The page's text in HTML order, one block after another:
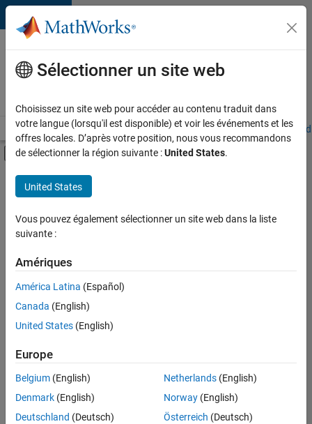
Passer au contenu
Votre
carrière
chez
Accueil Explorer nos opportunités Adresses de nos bureaux
Activer/désactiver l'affichage du menu
Contenu principal
FILTRER PAR
Support avancé
Globalisation
Infrastructure et architecture
Actuellement,
aucune
offre
d'emploi
correspondant
à vos
critères
de
recherche.
Sélectionner un site web
Choisissez un site web pour accéder au contenu traduit dans
votre langue (lorsqu'il est disponible) et voir les événements et les
offres locales. D’après votre position, nous vous recommandons
de sélectionner la région suivante :United States.
United States
Vous pouvez également sélectionner un site web dans la liste
suivante :
Amériques
América Latina (Español)
Canada (English)
United States (English)
Europe
Belgium (English)
Denmark (English)
Deutschland (Deutsch)
Netherlands(English)
Norway(English)
Österreich (Deutsch)